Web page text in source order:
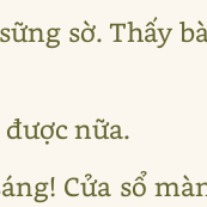
sờ. Thấy
nữa.
Cửa sổ